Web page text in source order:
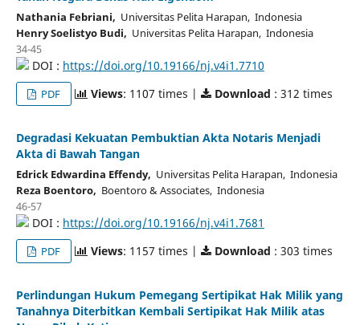
Nathania Febriani, Universitas Pelita Harapan, Indonesia
Henry Soelistyo Budi, Universitas Pelita Harapan, Indonesia
34-45
DOI : https://doi.org/10.19166/nj.v4i1.7710
PDF Views: 1107 times | Download : 312 times
Degradasi Kekuatan Pembuktian Akta Notaris Menjadi
Akta di Bawah Tangan
Edrick Edwardina Effendy, Universitas Pelita Harapan, Indonesia
Reza Boentoro, Boentoro & Associates, Indonesia
46-57
DOI : https://doi.org/10.19166/nj.v4i1.7681
PDF Views: 1157 times | Download : 303 times
Perlindungan Hukum Pemegang Sertipikat Hak Milik yang
Tanahnya Diterbitkan Kembali Sertipikat Hak Milik atas